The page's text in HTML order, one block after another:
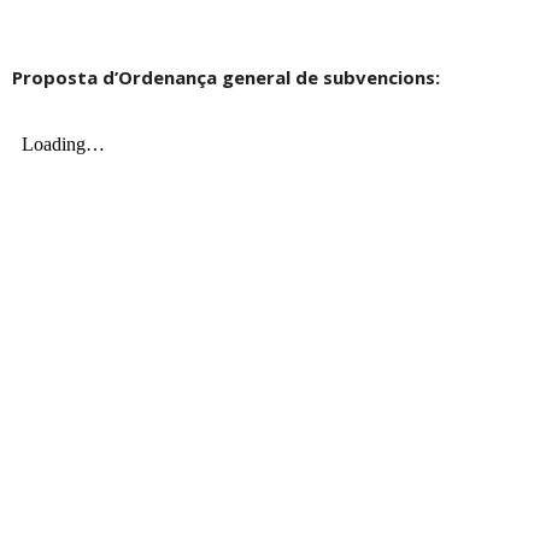
Proposta d’Ordenança general de subvencions: